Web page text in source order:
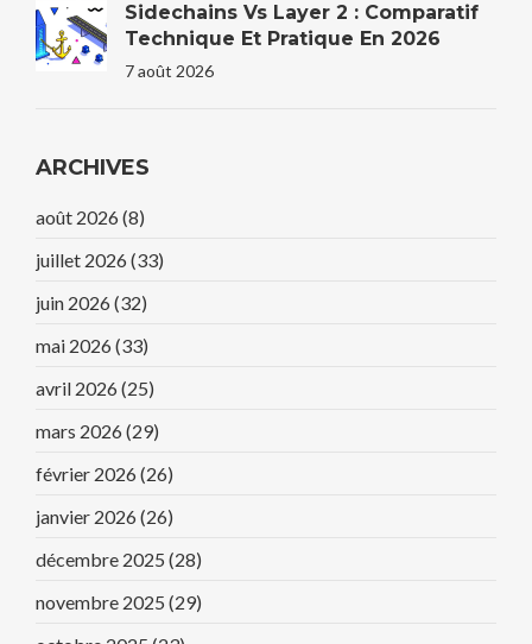
Sidechains Vs Layer 2 : Comparatif
Technique Et Pratique En 2026
7 août 2026
ARCHIVES
août 2026 (8)
juillet 2026 (33)
juin 2026 (32)
mai 2026 (33)
avril 2026 (25)
mars 2026 (29)
février 2026 (26)
janvier 2026 (26)
décembre 2025 (28)
novembre 2025 (29)